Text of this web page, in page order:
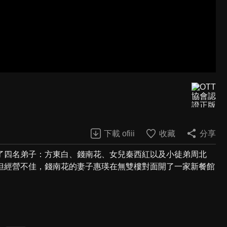
下載 ofiii 收藏 分享
名弟子：方東白、錢南花、女兒秦西紅以及小徒弟周北
營不佳，錢南花的妻子惠瑛在無雙樓對面開了一家新餐館